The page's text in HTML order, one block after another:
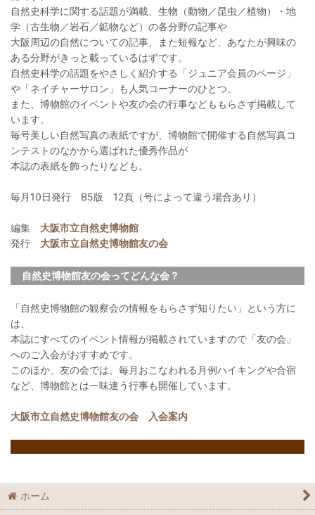
自然史科学に関する話題が満載、生物（動物／昆虫／植物）・地
学（古生物／岩石／鉱物など）の各分野の記事や
大阪周辺の自然についての記事、また短報など、あなたが興味の
ある分野がきっと載っているはずです。
自然史科学の話題をやさしく紹介する「ジュニア会員のページ」
や「ネイチャーサロン」も人気コーナーのひとつ。
また、博物館のイベントや友の会の行事などももらさず掲載して
います。
毎号美しい自然写真の表紙ですが、博物館で開催する自然写真コ
ンテストのなかから選ばれた優秀作品が
本誌の表紙を飾ったりなども。
毎月10日発行 B5版 12頁（号によって違う場合あり）
編集 大阪市立自然史博物館
発行 大阪市立自然史博物館友の会
自然史博物館友の会ってどんな会？
「自然史博物館の観察会の情報をもらさず知りたい」という方に
は、
本誌にすべてのイベント情報が掲載されていますので「友の会」
へのご入会がおすすめです。
このほか、友の会では、毎月おこなわれる月例ハイキングや合宿
など、博物館とは一味違う行事も開催しています。
大阪市立自然史博物館友の会 入会案内
ホーム